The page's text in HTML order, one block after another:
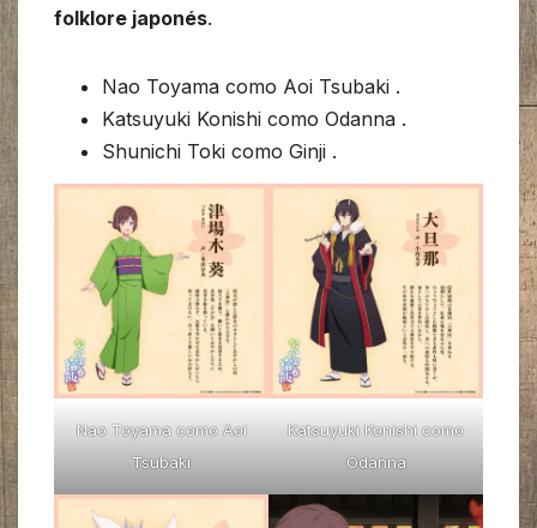
folklore japonés.
Nao Toyama como Aoi Tsubaki .
Katsuyuki Konishi como Odanna .
Shunichi Toki como Ginji .
Nao Toyama como Aoi
Tsubaki
Katsuyuki Konishi como
Odanna